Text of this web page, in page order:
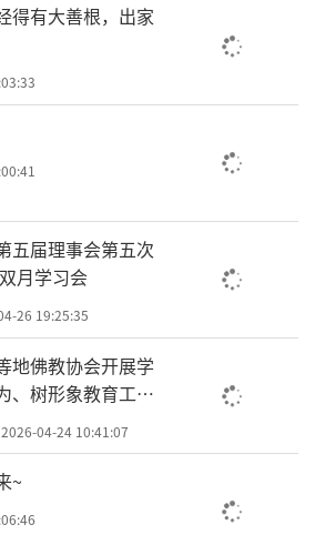
得有大善根，出家
五届理事会第五次
月学习会
26 19:25:35
地佛教协会开展学
、树形象教育工作
2026-04-24 10:41:07
~